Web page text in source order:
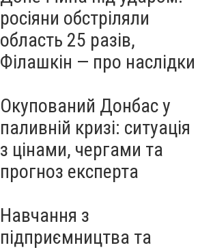
росіяни обстріляли
область 25 разів,
Філашкін — про наслідки
Окупований Донбас у
паливній кризі: ситуація
з цінами, чергами та
прогноз експерта
Навчання з
підприємництва та